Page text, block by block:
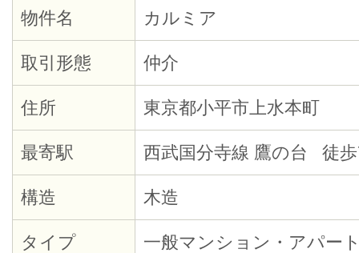
物件名 カルミア
取引形態 仲介
住所 東京都小平市上水本町
最寄駅 西武国分寺線 鷹の台 徒
構造 木造
タイプ 一般マンション・アパー